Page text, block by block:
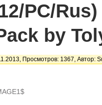
PC/Rus)
by
Просмотров: 1367, Автор: